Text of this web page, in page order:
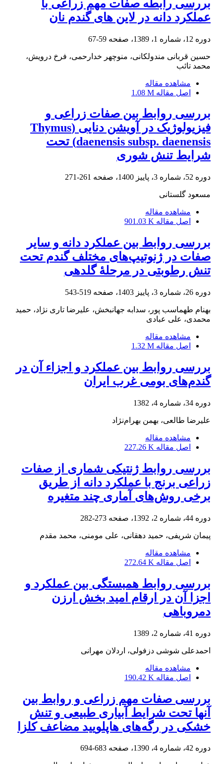
بررسی رابطه صفات مهم زراعی با
عملکرد دانه در لاین های گندم نان
دوره 12، شماره 1، 1389، صفحه 59-67
حسین قربانی مندولکانی، منوچهر خدارحمی، فرخ درویش،
محمد تائب
مشاهده مقاله
اصل مقاله 1.08 M
بررسی روابط بین صفات زراعی و
فیزیولوژیک در آویشن دنایی (Thymus
daenensis subsp. daenensis) تحت
شرایط تنش شوری
دوره 52، شماره 3، پاییز 1400، صفحه 261-271
مسعود گلستانی
مشاهده مقاله
اصل مقاله 901.03 K
بررسی روابط بین عملکرد دانه و سایر
صفات در ژنوتیپ‌های مختلف گندم تحت
تنش رطوبتی در مرحلۀ گلدهی
دوره 26، شماره 3، پاییز 1403، صفحه 519-543
بهنام طهماسب پور، سدابه جهانبخش، علیرضا تاری نژاد، حمید
محمدی، علی عبادی
مشاهده مقاله
اصل مقاله 1.32 M
بررسی روابط بین عملکرد و اجزاء آن در
گندم‌های بومی غرب ایران
دوره 34، شماره 4، 1382
علیرضا طالعی، بهمن بهرام‌نژاد
مشاهده مقاله
اصل مقاله 227.26 K
بررسی روابط ژنتیکی شماری از صفات
زراعی برنج با عملکرد دانه از طریق
برخی روش‌های آماری چند متغیره
دوره 44، شماره 2، 1392، صفحه 273-282
پیمان شریفى، حمید دهقانی، علی مومنی، محمد مقدم
مشاهده مقاله
اصل مقاله 272.64 K
بررسی روابط همبستگی بین عملکرد و
اجزا آن در ارقام امید بخش ارزن
دم‎روباهی
دوره 41، شماره 2، 1389
احمدعلی شوشی دزفولی، اردلان مهرانی
مشاهده مقاله
اصل مقاله 190.42 K
بررسی صفات مهم زراعی و روابط بین
آنها تحت شرایط آبیاری طبیعی و تنش
خشکی در رگه‌های هاپلویید مضاعف کلزا
دوره 42، شماره 4، 1390، صفحه 683-694